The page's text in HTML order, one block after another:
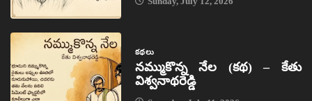
కథలు
నమ్ముకొన్న నేల (కథ) – కేతు
విశ్వనాథరెడ్డి